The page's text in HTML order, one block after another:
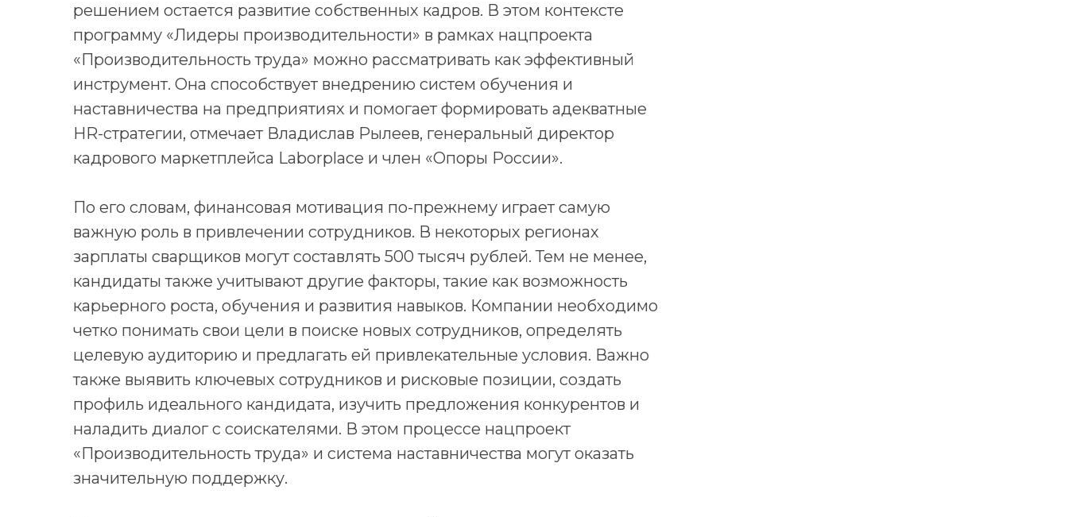
решением остается развитие собственных кадров. В этом контексте
программу «Лидеры производительности» в рамках нацпроекта
«Производительность труда» можно рассматривать как эффективный
инструмент. Она способствует внедрению систем обучения и
наставничества на предприятиях и помогает формировать адекватные
HR-стратегии, отмечает Владислав Рылеев, генеральный директор
кадрового маркетплейса Laborplace и член «Опоры России».
По его словам, финансовая мотивация по-прежнему играет самую
важную роль в привлечении сотрудников. В некоторых регионах
зарплаты сварщиков могут составлять 500 тысяч рублей. Тем не менее,
кандидаты также учитывают другие факторы, такие как возможность
карьерного роста, обучения и развития навыков. Компании необходимо
четко понимать свои цели в поиске новых сотрудников, определять
целевую аудиторию и предлагать ей привлекательные условия. Важно
также выявить ключевых сотрудников и рисковые позиции, создать
профиль идеального кандидата, изучить предложения конкурентов и
наладить диалог с соискателями. В этом процессе нацпроект
«Производительность труда» и система наставничества могут оказать
значительную поддержку.